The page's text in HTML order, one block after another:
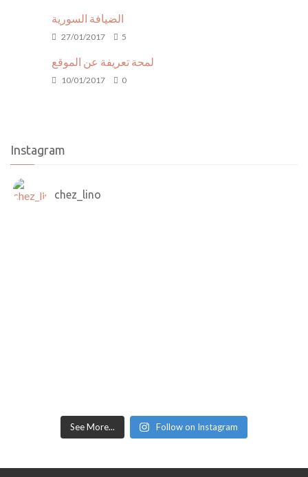
الضيافة السورية
27/01/2017 5
لمحة تعريفة عن الموقع
10/01/2017 0
Instagram
chez_lino
See More... Follow on Instagram